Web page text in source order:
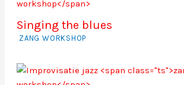
Singing the blues
ZANG WORKSHOP